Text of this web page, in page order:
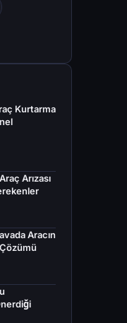
Kurtarma
Arızası
Aracın